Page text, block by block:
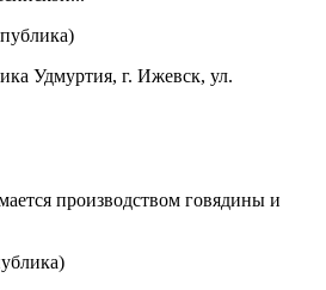
Удмуртия, г. Ижевск, ул.
производством говядины и